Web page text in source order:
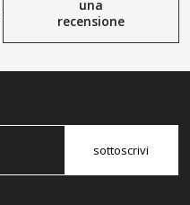
una
recensione
sottoscrivi